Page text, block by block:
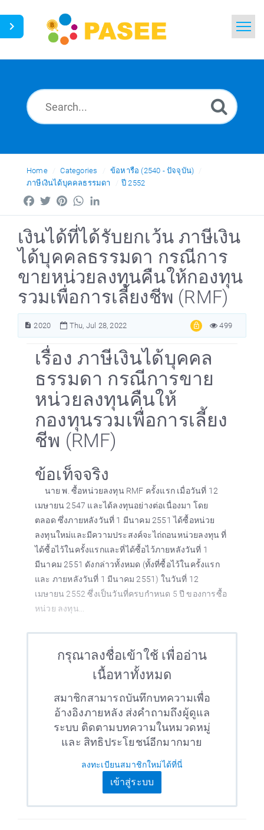
News
Ask a Question
Home Categories
ข้อหารือ (2540 - ปัจจุบัน)
ภาษีเงินได้บุคคลธรรมดา
ปี 2552
FacebookTwitterPinterestWhatsApp
เงินได้ที่ได้รับยกเว้น ภาษีเงิน
ได้บุคคลธรรมดา กรณีการ
ขายหน่วยลงทุนคืนให้กองทุน
รวมเพื่อการเลี้ยงชีพ (RMF)
2020 Thu, Jul 28, 2022 499
เรื่อง ภาษีเงินได้บุคคล
ธรรมดา กรณีการขาย
หน่วยลงทุนคืนให้
กองทุนรวมเพื่อการเลี้ยง
ชีพ (RMF)
ข้อเท็จจริง
นาย พ. ซื้อหน่วยลงทุน RMF ครั้งแรก เมื่อวันที่ 12
เมษายน 2547 และได้ลงทุนอย่างต่อเนื่องมา โดย
ตลอด ซึ่งภายหลังวันที่ 1 มีนาคม 2551 ได้ซื้อหน่วย
ลงทุนใหม่และมีความประสงค์จะไถ่ถอนหน่วยลงทุน ที่
ได้ซื้อไว้ในครั้งแรกและที่ได้ซื้อไว้ภายหลังวันที่ 1
มีนาคม 2551 ดังกล่าวทั้งหมด (ทั้งที่ซื้อไว้ในครั้งแรก
และ ภายหลังวันที่ 1 มีนาคม 2551) ในวันที่ 12
เมษายน 2552 ซึ่งเป็นวันที่ครบกำหนด 5 ปี ของการซื้อ
หน่วย ลงทุน...
กรุณาลงชื่อเข้าใช้ เพื่ออ่าน
เนื้อหาทั้งหมด
สมาชิกสามารถบันทึกบทความเพื่อ
อ้างอิงภายหลัง ส่งคำถามถึงผู้ดูแล
ระบบ ติดตามบทความในหมวดหมู่
และ สิทธิประโยชน์อีกมากมาย
ลงทะเบียนสมาชิกใหม่ได้ที่นี่
เข้าสู่ระบบ